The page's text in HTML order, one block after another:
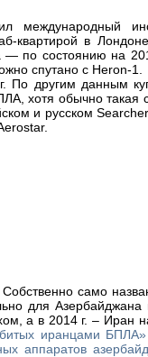
квартирой в
по состоянию на
спутано с Heron-1.
По другим данным
хотя обычно такая
и русском
само
для Азербайджана
а в 2014 г. – Иран
иранцами БПЛА»
аппаратов